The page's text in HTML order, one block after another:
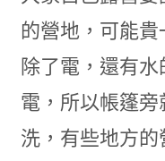
的營地，可能
除了電，還有
電，所以帳篷
洗，有些地方